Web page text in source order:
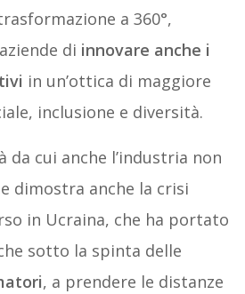
a 360°,
di innovare anche i
in un’ottica di maggiore
inclusione e diversità.
da cui anche l’industria non
dimostra anche la crisi
in Ucraina, che ha portato
sotto la spinta delle
, a prendere le distanze